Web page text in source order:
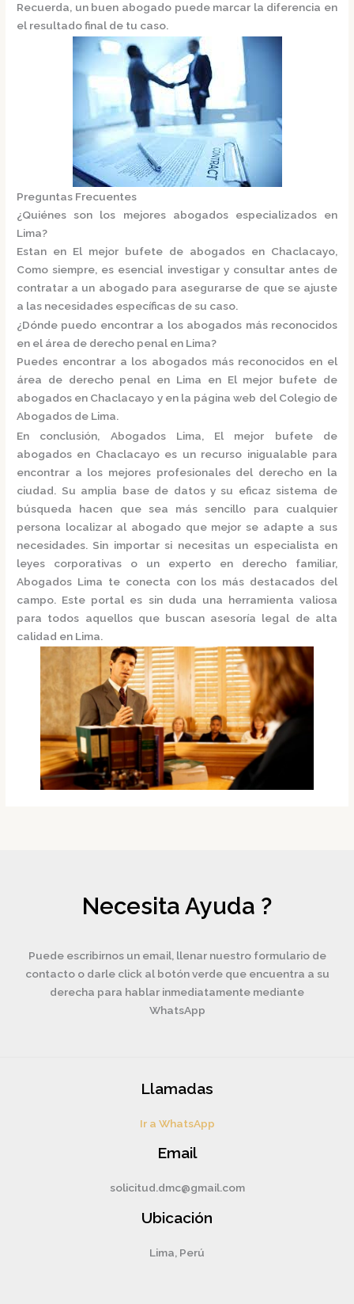
Recuerda, un buen abogado puede marcar la diferencia en
el resultado final de tu caso.
Preguntas Frecuentes
¿Quiénes son los mejores abogados especializados en
Lima?
Estan en El mejor bufete de abogados en Chaclacayo,
Como siempre, es esencial investigar y consultar antes de
contratar a un abogado para asegurarse de que se ajuste
a las necesidades específicas de su caso.
¿Dónde puedo encontrar a los abogados más reconocidos
en el área de derecho penal en Lima?
Puedes encontrar a los abogados más reconocidos en el
área de derecho penal en Lima en El mejor bufete de
abogados en Chaclacayo y en la página web del Colegio de
Abogados de Lima.
En conclusión, Abogados Lima, El mejor bufete de
abogados en Chaclacayoes un recurso inigualable para
encontrar a los mejores profesionales del derecho en la
ciudad. Su amplia base de datos y su eficaz sistema de
búsqueda hacen que sea más sencillo para cualquier
persona localizar al abogado que mejor se adapte a sus
necesidades. Sin importar si necesitas un especialista en
leyes corporativas o un experto en derecho familiar,
Abogados Lima te conecta con los más destacados del
campo. Este portal es sin duda una herramienta valiosa
para todos aquellos que buscan asesoría legal de alta
calidad en Lima.
Necesita Ayuda ?
Puede escribirnos un email, llenar nuestro formulario de
contacto o darle click al botón verde que encuentra a su
derecha para hablar inmediatamente mediante
WhatsApp
Llamadas
Ir a WhatsApp
Email
solicitud.dmc@gmail.com
Ubicación
Lima, Perú